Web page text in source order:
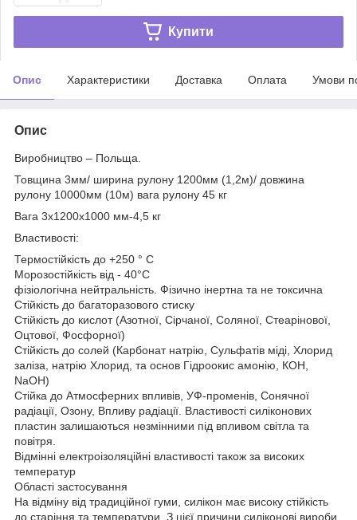
Купити
Опис Характеристики Доставка Оплата Умови
Опис
Виробництво – Польща.
Товщина 3мм/ ширина рулону 1200мм (1,2м)/ довжина
рулону 10000мм (10м) вага рулону 45 кг
Вага 3х1200х1000 мм-4,5 кг
Властивості:
Термостійкість до +250 ° C
Морозостійкість від - 40°C
фізіологічна нейтральність. Фізично інертна та не токсична
Стійкість до багаторазового стиску
Стійкість до кислот (Азотної, Сірчаної, Соляної, Стеарінової,
Оцтової, Фосфорної)
Стійкість до солей (Карбонат натрію, Сульфатів міді, Хлорид
заліза, натрію Хлорид, та основ Гідроокис амонію, КОН,
NaOH)
Стійка до Атмосферних впливів, УФ-променів, Сонячної
радіації, Озону, Впливу радіації. Властивості силіконових
пластин залишаються незмінними під впливом світла та
повітря.
Відмінні електроізоляційні властивості також за високих
температур
Області застосування
На відміну від традиційної гуми, силікон має високу стійкість
до старіння та температури. З цієї причини силіконові вироби